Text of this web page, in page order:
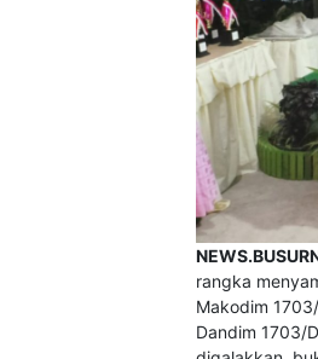
rangka
Makodim
Dandim 1703/